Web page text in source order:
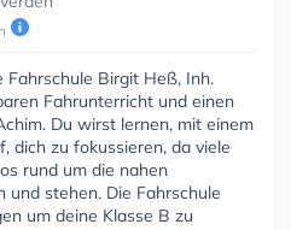
Birgit Heß, Inh.
Fahrunterricht und einen
Du wirst lernen, mit einem
dich zu fokussieren, da viele
rund um die nahen
stehen. Die Fahrschule
um deine Klasse B zu